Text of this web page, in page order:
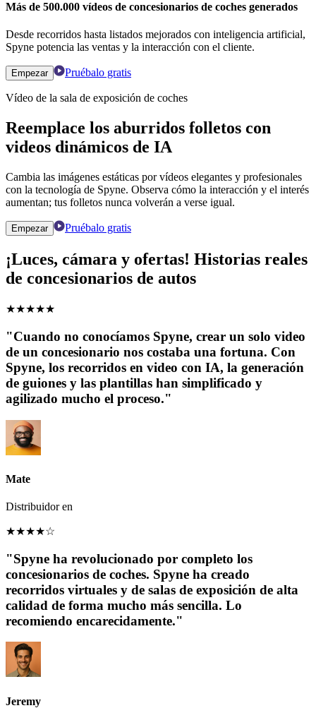
Más de 500.000 vídeos de concesionarios de coches generados
Desde recorridos hasta listados mejorados con inteligencia artificial,
Spyne potencia las ventas y la interacción con el cliente.
Empezar Pruébalo gratis
Vídeo de la sala de exposición de coches
Reemplace los aburridos folletos con
videos dinámicos de IA
Cambia las imágenes estáticas por vídeos elegantes y profesionales
con la tecnología de Spyne. Observa cómo la interacción y el interés
aumentan; tus folletos nunca volverán a verse igual.
Empezar Pruébalo gratis
¡Luces, cámara y ofertas! Historias reales
de concesionarios de autos
★★★★★
"Cuando no conocíamos Spyne, crear un solo video
de un concesionario nos costaba una fortuna. Con
Spyne, los recorridos en video con IA, la generación
de guiones y las plantillas han simplificado y
agilizado mucho el proceso."
Mate
Distribuidor en
★★★★☆
"Spyne ha revolucionado por completo los
concesionarios de coches. Spyne ha creado
recorridos virtuales y de salas de exposición de alta
calidad de forma mucho más sencilla. Lo
recomiendo encarecidamente."
Jeremy